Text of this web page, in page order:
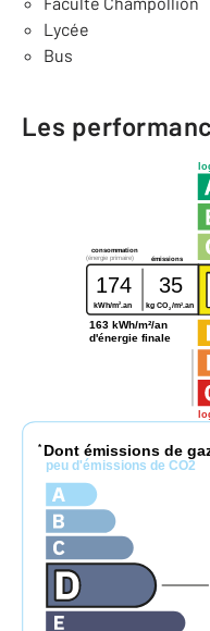
Lycée
Bus
Les
consommation
émissions
(énergie primaire)
174 35
kWh/m2.an kg CO2 /m2 .an
163 kWh/m²/an
d'énergie finale
* Dont émissions de
peu d'émissions de CO2